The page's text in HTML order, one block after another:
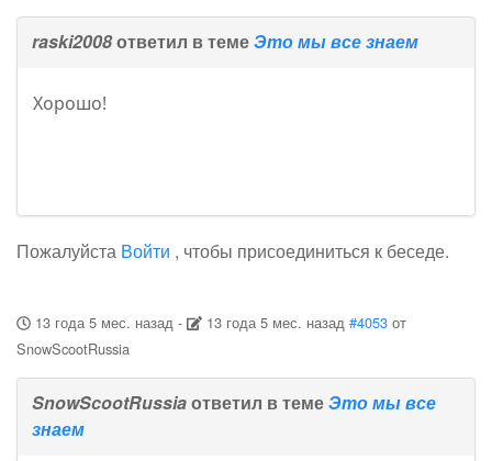
raski2008ответил в темеЭто мы все знаем
Хорошо!
Пожалуйста Войти , чтобы присоединиться к беседе.
13 года 5 мес. назад- 13 года 5 мес. назад #4053 от
SnowScootRussia
SnowScootRussiaответил в темеЭто мы все
знаем